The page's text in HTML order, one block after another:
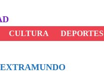
CULTURA DEPORTES
EXTRAMUNDO